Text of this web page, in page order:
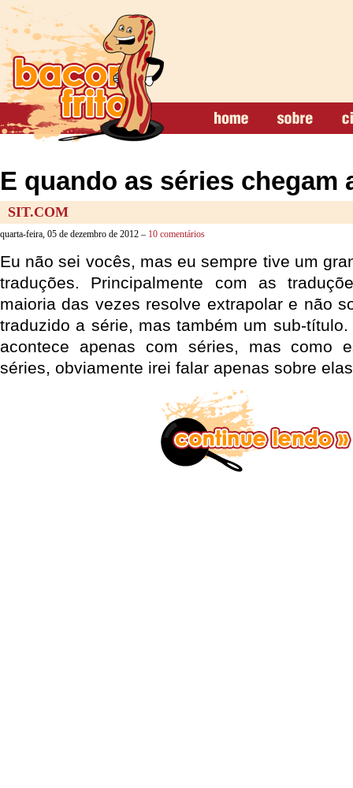
E quando as séries chegam
SIT.COM
quarta-feira, 05 de dezembro de 2012 – 10 comentários
Eu não sei vocês, mas eu sempre tive um
traduções. Principalmente com as
maioria das vezes resolve extrapolar e não
traduzido a série, mas também um sub-
acontece apenas com séries, mas como
séries, obviamente irei falar apenas sobre